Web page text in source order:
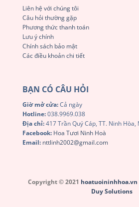
Liên hệ với chúng tôi
Câu hỏi thường gặp
Phương thức thanh toán
Lưu ý chính
Chính sách bảo mật
Các điều khoản chi tiết
BẠN CÓ CÂU HỎI
Giờ mở cửa:Cả ngày
Hotline:038.9969.038
Địa chỉ:417 Trần Quý Cáp, TT. Ninh
Facebook: Hoa Tươi Ninh Hoà
Email: nttlinh2002@gmail.com
Copyright © 2021 hoatuoininhhoa.vn
Duy Solutions